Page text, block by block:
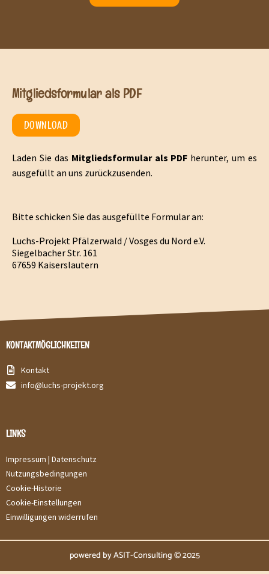
Mitgliedsformular als PDF
DOWNLOAD
Laden Sie das Mitgliedsformular als PDF herunter, um es
ausgefüllt an uns zurückzusenden.
Bitte schicken Sie das ausgefüllte Formular an:
Luchs-Projekt Pfälzerwald / Vosges du Nord e.V.
Siegelbacher Str. 161
67659 Kaiserslautern
KONTAKTMÖGLICHKEITEN
Kontakt
info@luchs-projekt.org
LINKS
Impressum | Datenschutz
Nutzungsbedingungen
Cookie-Historie
Cookie-Einstellungen
Einwilligungen widerrufen
powered by ASIT-Consulting © 2025